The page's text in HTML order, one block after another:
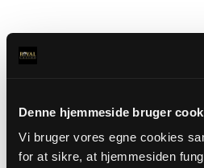
Denne hjemmeside bruger
Vi bruger vores egne cookies
for at sikre, at hjemmesiden